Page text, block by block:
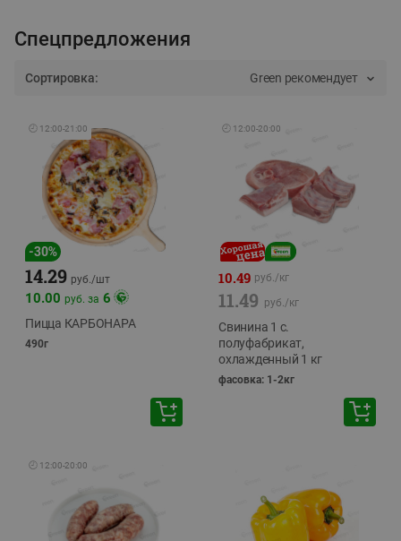
Спецпредложения
Сортировка: Green рекомендует
🕘 12:00-21:00
-30%
14.29 руб./шт
10.00 руб. за 6
Пицца КАРБОНАРА
490г
🕘 12:00-20:00
10.49 руб./кг
11.49 руб./кг
Свинина 1 с.
полуфабрикат,
охлажденный 1 кг
фасовка: 1-2кг
🕘 12:00-20:00